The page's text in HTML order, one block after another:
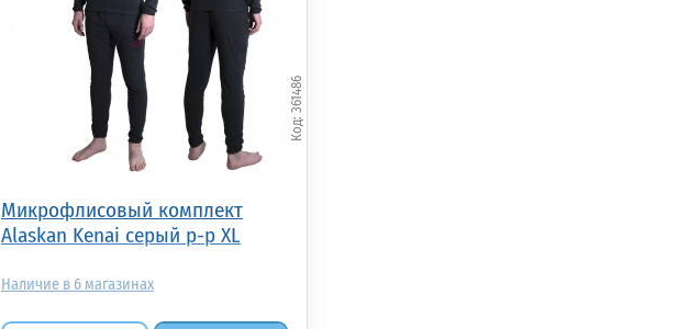
Микрофлисовый комплект
Alaskan Kenai серый р-р XL
361486
6